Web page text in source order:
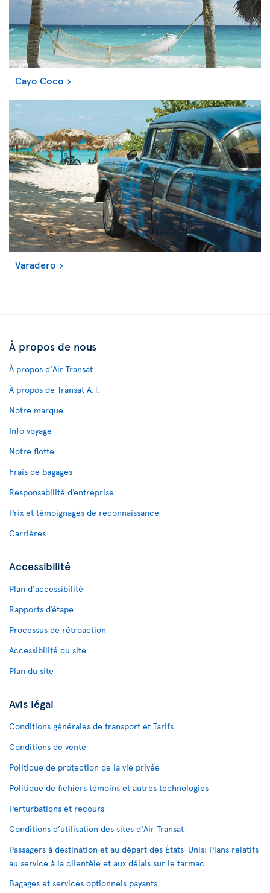
Cayo Coco
Varadero
À propos de nous
À propos d'Air Transat
À propos de Transat A.T.
Notre marque
Info voyage
Notre flotte
Frais de bagages
Responsabilité d’entreprise
Prix et témoignages de reconnaissance
Carrières
Accessibilité
Plan d'accessibilité
Rapports d’étape
Processus de rétroaction
Accessibilité du site
Plan du site
Avis légal
Conditions générales de transport et Tarifs
Conditions de vente
Politique de protection de la vie privée
Politique de fichiers témoins et autres technologies
Perturbations et recours
Conditions d’utilisation des sites d'Air Transat
Passagers à destination et au départ des États-Unis: Plans relatifs
au service à la clientèle et aux délais sur le tarmac
Bagages et services optionnels payants